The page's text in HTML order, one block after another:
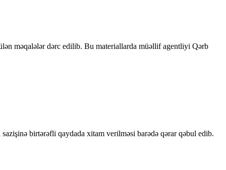
məqalələr dərc edilib. Bu materiallarda müəllif agentliyi Qərb
birtərəfli qaydada xitam verilməsi barədə qərar qəbul edib.